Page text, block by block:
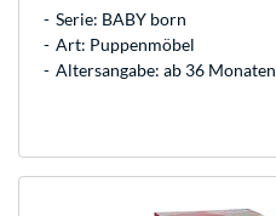
Serie: BABY born
Art: Puppenmöbel
Altersangabe: ab 36 Monaten